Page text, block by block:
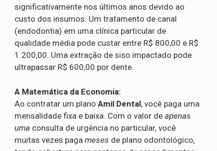
significativamente nos últimos anos devido ao
custo dos insumos. Um tratamento de canal
(endodontia) em uma clínica particular de
qualidade média pode custar entre R$ 800,00 e R$
1.200,00. Uma extração de siso impactado pode
ultrapassar R$ 600,00 por dente.
A Matemática da Economia:
Ao contratar um plano Amil Dental, você paga uma
mensalidade fixa e baixa. Com o valor de apenas
uma consulta de urgência no particular, você
muitas vezes paga meses de plano odontológico,